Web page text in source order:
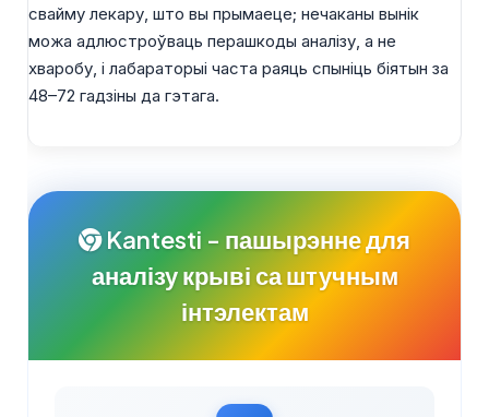
свайму лекару, што вы прымаеце; нечаканы вынік
можа адлюстроўваць перашкоды аналізу, а не
хваробу, і лабараторыі часта раяць спыніць біятын за
48–72 гадзіны да гэтага.
Kantesti - пашырэнне для
аналізу крыві са штучным
інтэлектам